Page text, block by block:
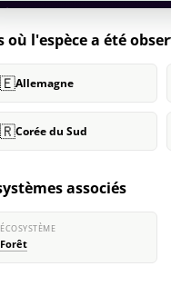
où l'espèce a été
Allemagne
Corée du Sud
associés
ÉCOSYSTÈME
Forêt